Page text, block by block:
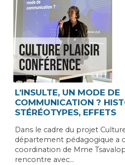
L’INSULTE, UN MODE DE
COMMUNICATION ?
STÉRÉOTYPES, EFFETS
Dans le cadre du projet
département pédagogique a
coordination de Mme
rencontre avec…